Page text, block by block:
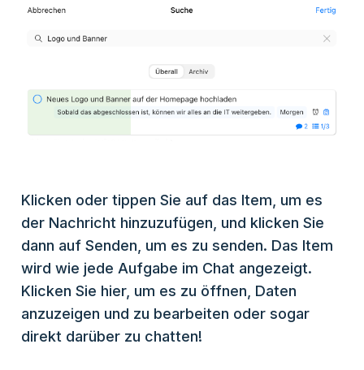
Klicken oder tippen Sie auf das Item, um es
der Nachricht hinzuzufügen, und klicken Sie
dann auf Senden, um es zu senden. Das Item
wird wie jede Aufgabe im Chat angezeigt.
Klicken Sie hier, um es zu öffnen, Daten
anzuzeigen und zu bearbeiten oder sogar
direkt darüber zu chatten!